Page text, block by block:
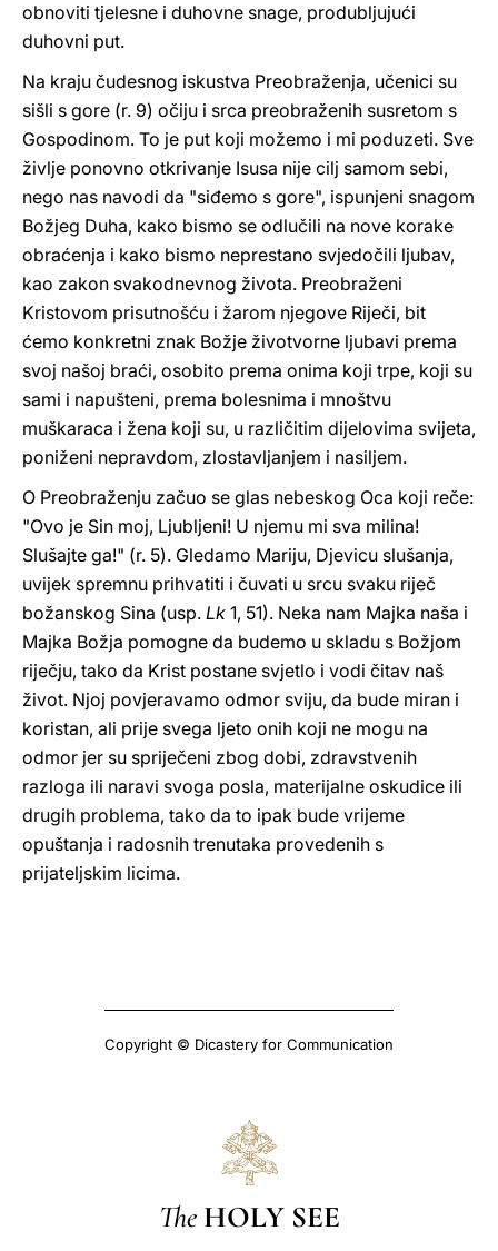
obnoviti tjelesne i duhovne snage, produbljujući
duhovni put.
Na kraju čudesnog iskustva Preobraženja, učenici su
sišli s gore (r. 9) očiju i srca preobraženih susretom s
Gospodinom. To je put koji možemo i mi poduzeti. Sve
življe ponovno otkrivanje Isusa nije cilj samom sebi,
nego nas navodi da "siđemo s gore", ispunjeni snagom
Božjeg Duha, kako bismo se odlučili na nove korake
obraćenja i kako bismo neprestano svjedočili ljubav,
kao zakon svakodnevnog života. Preobraženi
Kristovom prisutnošću i žarom njegove Riječi, bit
ćemo konkretni znak Božje životvorne ljubavi prema
svoj našoj braći, osobito prema onima koji trpe, koji su
sami i napušteni, prema bolesnima i mnoštvu
muškaraca i žena koji su, u različitim dijelovima svijeta,
poniženi nepravdom, zlostavljanjem i nasiljem.
O Preobraženju začuo se glas nebeskog Oca koji reče:
"Ovo je Sin moj, Ljubljeni! U njemu mi sva milina!
Slušajte ga!" (r. 5). Gledamo Mariju, Djevicu slušanja,
uvijek spremnu prihvatiti i čuvati u srcu svaku riječ
božanskog Sina (usp. Lk 1, 51). Neka nam Majka naša i
Majka Božja pomogne da budemo u skladu s Božjom
riječju, tako da Krist postane svjetlo i vodi čitav naš
život. Njoj povjeravamo odmor sviju, da bude miran i
koristan, ali prije svega ljeto onih koji ne mogu na
odmor jer su spriječeni zbog dobi, zdravstvenih
razloga ili naravi svoga posla, materijalne oskudice ili
drugih problema, tako da to ipak bude vrijeme
opuštanja i radosnih trenutaka provedenih s
prijateljskim licima.
Copyright © Dicastery for Communication
The HOLY SEE